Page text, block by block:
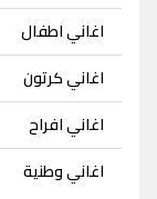
اغاني اطفال
اغاني كرتون
اغاني افراح
اغاني وطنية